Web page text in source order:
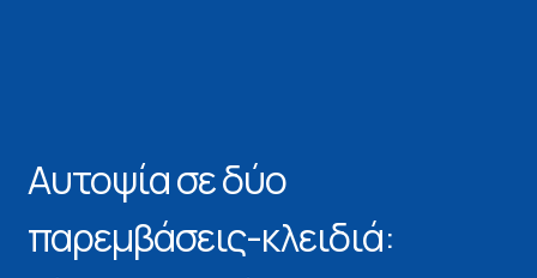
Αυτοψία σε δύο
παρεμβάσεις-κλειδιά: